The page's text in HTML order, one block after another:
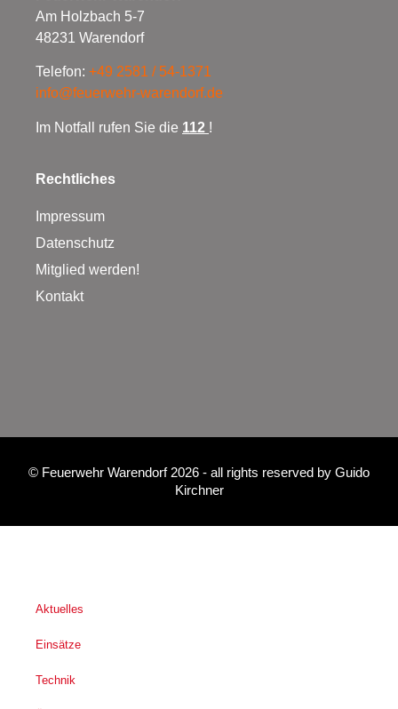
Am Holzbach 5-7
48231 Warendorf
Telefon: +49 2581 / 54-1371
info@feuerwehr-warendorf.de
Im Notfall rufen Sie die 112 !
Rechtliches
Impressum
Datenschutz
Mitglied werden!
Kontakt
© Feuerwehr Warendorf 2026 - all rights reserved by Guido
Kirchner
Aktuelles
Einsätze
Technik